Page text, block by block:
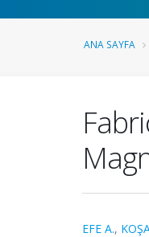
ANA SAYFA
EFE A.,